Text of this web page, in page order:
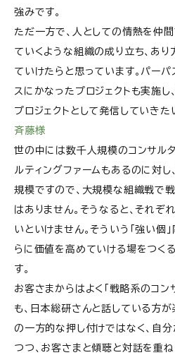
強みです。
ただ一方で、人としての情熱を仲
ていくような組織の成り立ち、あ
ていけたらと思っています。パー
スにかなったプロジェクトも実施し
プロジェクトとして発信していきた
斉藤様
世の中には数千人規模のコンサル
ルティングファームもあるのに対
規模ですので、大規模な組織戦で
はありません。そうなると、それぞ
いといけません。そういう「強い個
らに価値を高めていける場をつく
す。
お客さまからはよく「戦略系のコン
も、日本総研さんと話している方が
の一方的な押し付けではなく、自
つつ、お客さまと傾聴と対話を重